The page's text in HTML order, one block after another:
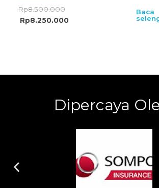
Rp8.500.000
Rp8.250.000
Baca
Dipercaya